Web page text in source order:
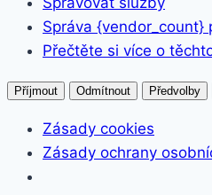
Správa {vendor_count}
Přečtěte si více o
Příjmout Odmítnout Předvolby
Zásady cookies
Zásady ochrany